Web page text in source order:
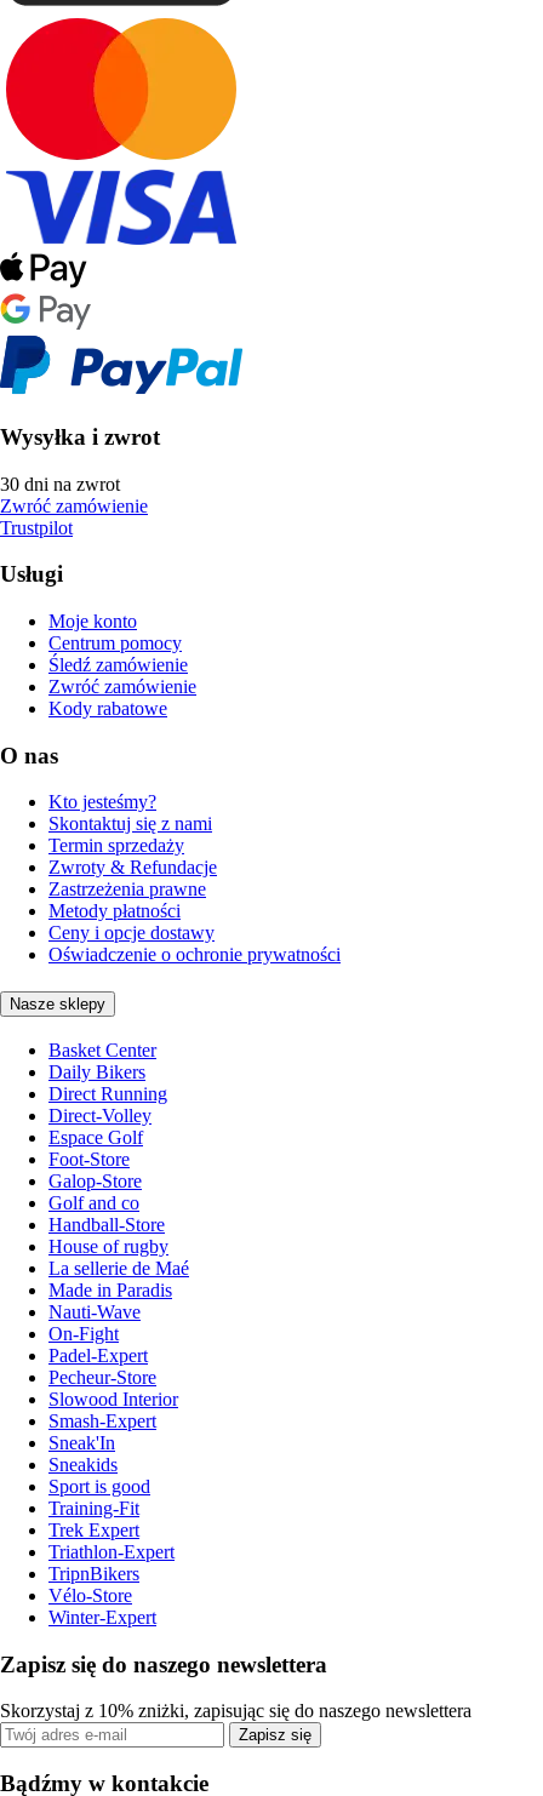
Wysyłka i zwrot
30 dni na zwrot
Zwróć zamówienie
Trustpilot
Usługi
Moje konto
Centrum pomocy
Śledź zamówienie
Zwróć zamówienie
Kody rabatowe
O nas
Kto jesteśmy?
Skontaktuj się z nami
Termin sprzedaży
Zwroty & Refundacje
Zastrzeżenia prawne
Metody płatności
Ceny i opcje dostawy
Oświadczenie o ochronie prywatności
Nasze sklepy
Basket Center
Daily Bikers
Direct Running
Direct-Volley
Espace Golf
Foot-Store
Galop-Store
Golf and co
Handball-Store
House of rugby
La sellerie de Maé
Made in Paradis
Nauti-Wave
On-Fight
Padel-Expert
Pecheur-Store
Slowood Interior
Smash-Expert
Sneak'In
Sneakids
Sport is good
Training-Fit
Trek Expert
Triathlon-Expert
TripnBikers
Vélo-Store
Winter-Expert
Zapisz się do naszego newslettera
Skorzystaj z 10% zniżki, zapisując się do naszego newslettera
Zapisz się
Bądźmy w kontakcie